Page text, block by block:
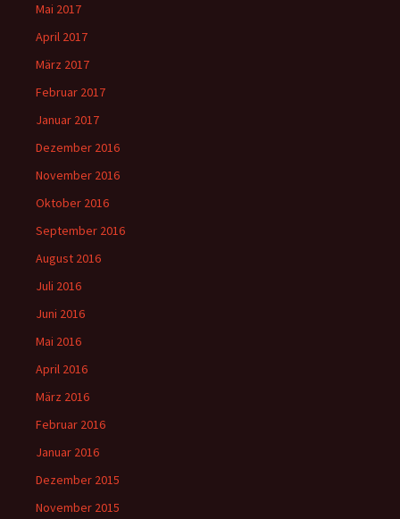
Mai 2017
April 2017
März 2017
Februar 2017
Januar 2017
Dezember 2016
November 2016
Oktober 2016
September 2016
August 2016
Juli 2016
Juni 2016
Mai 2016
April 2016
März 2016
Februar 2016
Januar 2016
Dezember 2015
November 2015